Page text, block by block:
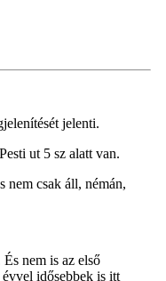
jelenti.
ut 5 sz alatt van.
nem csak áll, némán,
nem is az első
évvel idősebbek is itt